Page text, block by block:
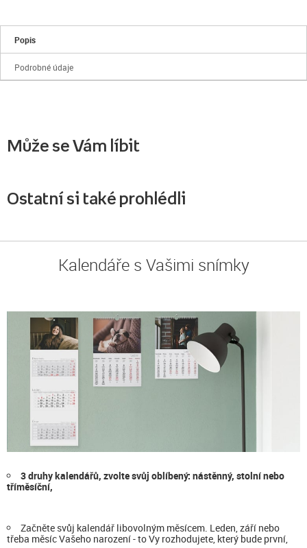
Popis
Podrobné údaje
Může se Vám líbit
Ostatní si také prohlédli
Kalendáře s Vašimi snímky
3 druhy kalendářů, zvolte svůj oblíbený: nástěnný, stolní nebo
tříměsíční,
Začněte svůj kalendář libovolným měsícem. Leden, září nebo
třeba měsíc Vašeho narození - to Vy rozhodujete, který bude první,